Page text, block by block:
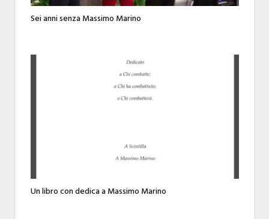
Sei anni senza Massimo Marino
Un libro con dedica a Massimo Marino